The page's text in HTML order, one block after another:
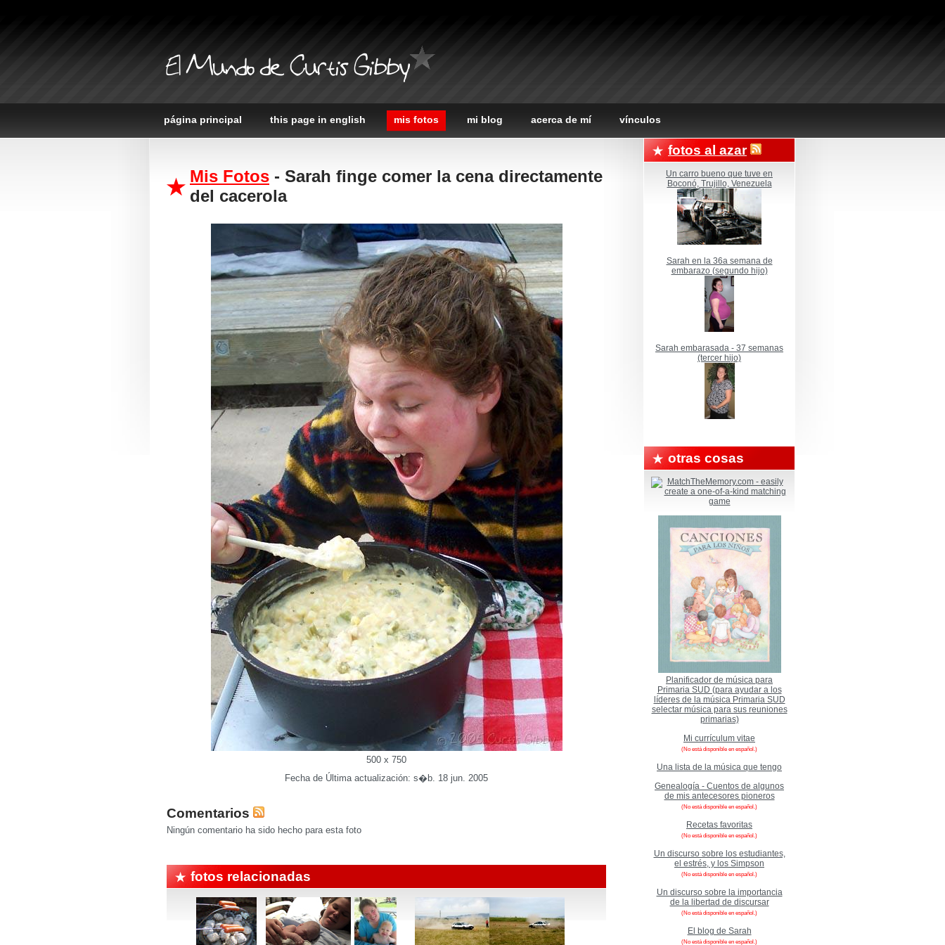
El Mundo de Curtis Gibby
página principal this page in english mis fotos mi blog acerca de mí vínculos
Mis Fotos - Sarah finge comer la cena directamente
del cacerola
500 x 750
Fecha de Última actualización: s�b. 18 jun. 2005
Comentarios
Ningún comentario ha sido hecho para esta foto
fotos relacionadas
fotos al azar
Un carro bueno que tuve en
Boconó, Trujillo, Venezuela
Sarah en la 36a semana de
embarazo (segundo hijo)
Sarah embarasada - 37 semanas
(tercer hijo)
otras cosas
Planificador de música para
Primaria SUD (para ayudar a los
líderes de la música Primaria SUD
selectar música para sus reuniones
primarias)
Mi currículum vitae
(No está disponible en español.)
Una lista de la música que tengo
Genealogía - Cuentos de algunos
de mis antecesores pioneros
(No está disponible en español.)
Recetas favoritas
(No está disponible en español.)
Un discurso sobre los estudiantes,
el estrés, y los Simpson
(No está disponible en español.)
Un discurso sobre la importancia
de la libertad de discursar
(No está disponible en español.)
El blog de Sarah
(No está disponible en español.)